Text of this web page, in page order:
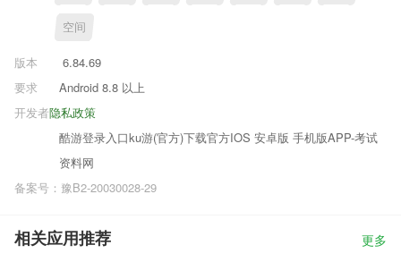
空间
版本
6.84.69
要求
Android 8.8 以上
隐私政策
开发者
酷游登录入口ku游(官方)下载官方IOS 安卓版 手机版APP-考试
资料网
备案号：豫B2-20030028-29
相关应用推荐 更多